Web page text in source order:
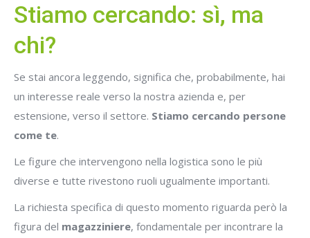
Stiamo cercando: sì, ma
chi?
Se stai ancora leggendo, significa che, probabilmente, hai
un interesse reale verso la nostra azienda e, per
estensione, verso il settore. Stiamo cercando persone
come te.
Le figure che intervengono nella logistica sono le più
diverse e tutte rivestono ruoli ugualmente importanti.
La richiesta specifica di questo momento riguarda però la
figura del magazziniere, fondamentale per incontrare la